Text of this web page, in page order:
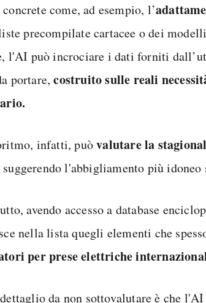
come, ad esempio, l’
precompilate cartacee o dei
l'AI può incrociare i dati forniti
portare,costruito sulle reali
infatti, puòvalutare la
suggerendo l'abbigliamento più idoneo
avendo accesso a database
nella lista quegli elementi che
per prese elettriche
da non sottovalutare è che